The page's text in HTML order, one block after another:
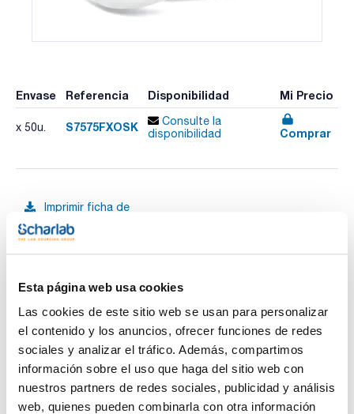
Esta página web usa cookies
Las cookies de este sitio web se usan para personalizar
el contenido y los anuncios, ofrecer funciones de redes
sociales y analizar el tráfico. Además, compartimos
información sobre el uso que haga del sitio web con
nuestros partners de redes sociales, publicidad y análisis
web, quienes pueden combinarla con otra información
Envase Referencia Disponibilidad Mi Precio
x 50u. S7575FXOSK
Consulte la
disponibilidad
Comprar
Imprimir ficha de
Características
Modelo : Minisart® SRP
Membrana : PTFE
Tamaño poro (µm) : 0,2
Color : Blanco
Esterilidad : Sí
Los filtros de jeringa de Sartorius ofrecen una de las gamas
más completas del mercado para adaptarse con precisión a
las necesidades de cada aplicación, desde la filtración
estéril de dispositivos médicos hasta cultivos celulares
destinados a investigación.
Fabricados bajo estrictos estándares ISO y mediante
Ver más
Documentación técnica
TDS / Ficha técnica
COA